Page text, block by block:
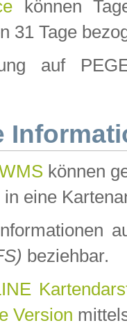
können
31 Tage
auf
können
in eine
beziehbar.
Version